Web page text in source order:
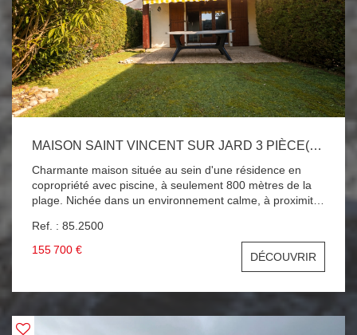
MAISON SAINT VINCENT SUR JARD 3 PIÈCE(S) 32 M2
Charmante maison située au sein d'une résidence en
copropriété avec piscine, à seulement 800 mètres de la
plage. Nichée dans un environnement calme, à proximité
pour se ressourcer. Elle se compose d'une entrée, d'un
séjour lumineux avec kitchenette aménagée, d'une
chambre, d'une salle de bains avec WC, ainsi que d'une
mezzanine permettant plusieurs couchages. Un cellier
complète ce bien. En parfait état, cette maison est idéale
pour des séjours en famille ou un investissement
Ref. : 85.2500
155 700 €
DÉCOUVRIR